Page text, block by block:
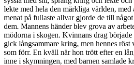
lekte med hela den märkliga världen,
menat på fullaste allvar gjorde de till
dem. Mannens händer blev grova av
mödorna i skogen. Kvinnans drag började
gick långsammare kring, men hennes
som förr. En kväll när hon trött efter en
inne i skymningen, med barnen samlade